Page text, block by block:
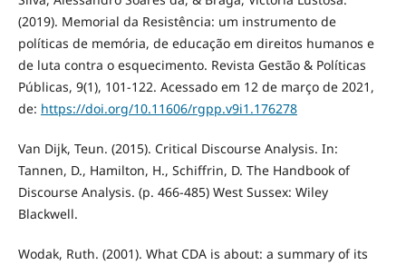
(2019). Memorial da Resistência: um instrumento de
políticas de memória, de educação em direitos humanos e
de luta contra o esquecimento. Revista Gestão & Políticas
Públicas, 9(1), 101-122. Acessado em 12 de março de 2021,
de: https://doi.org/10.11606/rgpp.v9i1.176278
Van Dijk, Teun. (2015). Critical Discourse Analysis. In:
Tannen, D., Hamilton, H., Schiffrin, D. The Handbook of
Discourse Analysis. (p. 466-485) West Sussex: Wiley
Blackwell.
Wodak, Ruth. (2001). What CDA is about: a summary of its